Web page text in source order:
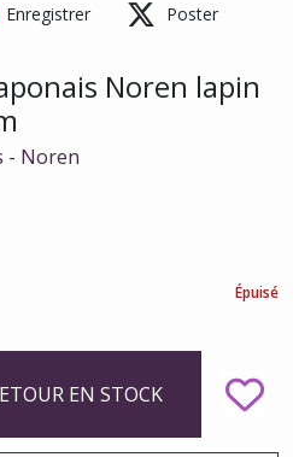
Enregistrer Poster
Noren lapin
- Noren
Épuisé
EN STOCK